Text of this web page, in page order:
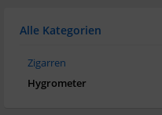
Alle Kategorien
Zigarren
Hygrometer